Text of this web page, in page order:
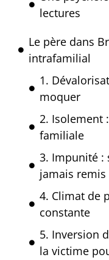
lectures
Le père dans
intrafamilial
1.
moquer
2. Isolement
familiale
3. Impunité :
jamais
4. Climat de
constante
5. Inversion
la victime